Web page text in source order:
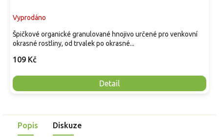
Vyprodáno
109 Kč
Detail
Špičkové organické granulované hnojivo určené pro venkovní
okrasné rostliny, od trvalek po okrasné...
Popis Diskuze